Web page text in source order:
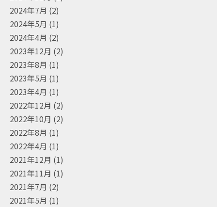
2024年7月 (2)
2024年5月 (1)
2024年4月 (2)
2023年12月 (2)
2023年8月 (1)
2023年5月 (1)
2023年4月 (1)
2022年12月 (2)
2022年10月 (2)
2022年8月 (1)
2022年4月 (1)
2021年12月 (1)
2021年11月 (1)
2021年7月 (2)
2021年5月 (1)